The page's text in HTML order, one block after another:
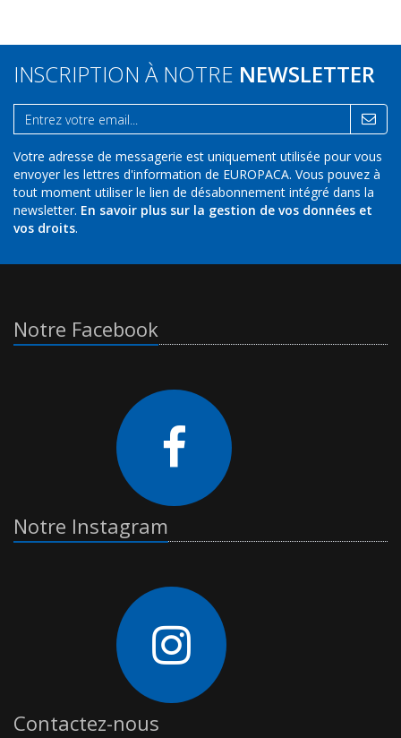
INSCRIPTION À NOTRE NEWSLETTER
Votre adresse de messagerie est uniquement utilisée pour vous
envoyer les lettres d'information de EUROPACA. Vous pouvez à
tout moment utiliser le lien de désabonnement intégré dans la
newsletter. En savoir plus sur la gestion de vos données et
vos droits.
Notre Facebook
Notre Instagram
Contactez-nous